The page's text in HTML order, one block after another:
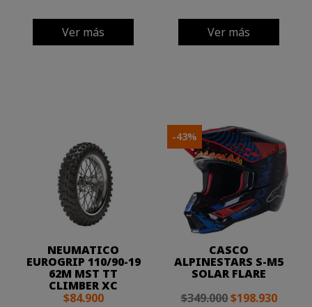
Ver más Ver más
NEUMATICO
EUROGRIP 110/90-19
62M MST TT
CLIMBER XC
$84.900
CASCO
ALPINESTARS S-M5
SOLAR FLARE
$349.000 $198.930
-43%